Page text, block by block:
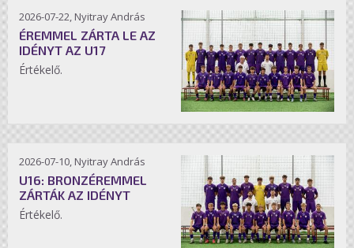
2026-07-22, Nyitray András
ÉREMMEL ZÁRTA LE AZ
IDÉNYT AZ U17
Értékelő.
2026-07-10, Nyitray András
U16: BRONZÉREMMEL
ZÁRTÁK AZ IDÉNYT
Értékelő.